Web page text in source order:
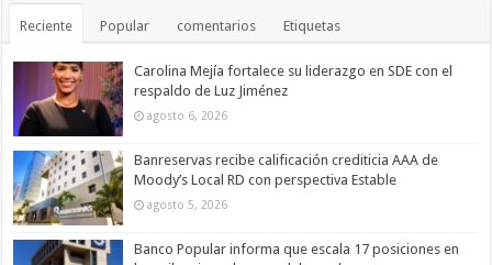
Reciente Popular comentarios Etiquetas
Carolina Mejía fortalece su liderazgo en SDE con el
respaldo de Luz Jiménez
agosto 6, 2026
Banreservas recibe calificación crediticia AAA de
Moody’s Local RD con perspectiva Estable
agosto 5, 2026
Banco Popular informa que escala 17 posiciones en